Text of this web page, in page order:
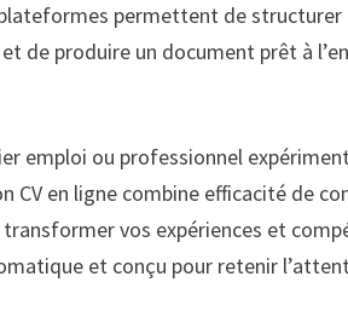
permettent de
de produire un document prêt à
emploi ou professionnel
CV en ligne combine efficacité de
vos expériences et
et conçu pour retenir